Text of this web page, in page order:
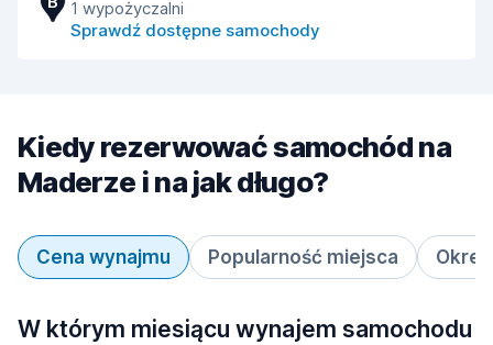
1 wypożyczalni
Sprawdź dostępne samochody
Kiedy rezerwować samochód na
Maderze i na jak długo?
Cena wynajmu Popularność miejsca
W którym miesiącu wynajem samochodu